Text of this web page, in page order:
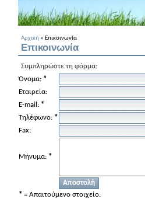
Αρχική » Επικοινωνία
Επικοινωνία
Συμπληρώστε τη φόρμα:
Όνομα: *
Εταιρεία:
E-mail: *
Τηλέφωνο: *
Fax:
Μήνυμα: *
* = Απαιτούμενο στοιχείο.